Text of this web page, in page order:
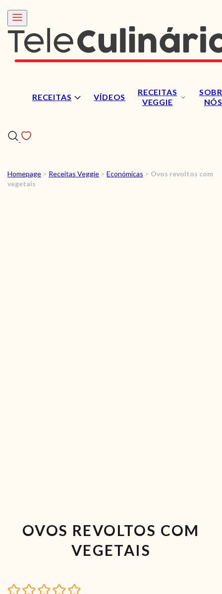
RECEITAS VÍDEOS
RECEITAS
VEGGIE
NÓS
RECEITAS
Homepage > Receitas Veggie > Económicas > Ovos revoltos com
vegetais
OVOS REVOLTOS COM
VEGETAIS